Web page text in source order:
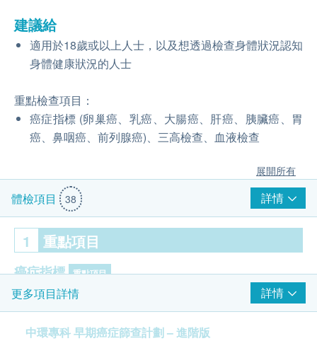
建議給
適用於18歲或以上人士，以及想透過檢查身體狀況認知
身體健康狀況的人士
重點檢查項目：
癌症指標 (卵巢癌、乳癌、大腸癌、肝癌、胰臟癌、胃
癌、鼻咽癌、前列腺癌)、三高檢查、血液檢查
展開所有
體檢項目 38 詳情
1 重點項目
癌症指標 重點項目
癌指標AFP（肝癌）
癌指標CEA（大腸癌）
更多項目詳情 詳情
中環專科 早期癌症篩查計劃 – 進階版